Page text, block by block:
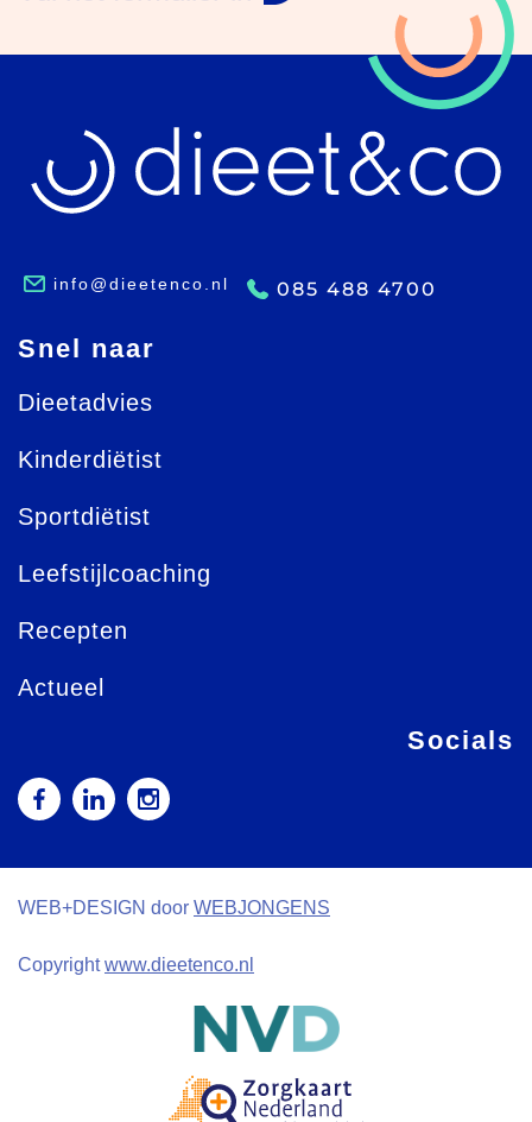
info@dieetenco.nl 085 488 4700
Snel naar
Dieetadvies
Kinderdiëtist
Sportdiëtist
Leefstijlcoaching
Recepten
Actueel
Socials
WEB+DESIGN door WEBJONGENS
Copyrightwww.dieetenco.nl